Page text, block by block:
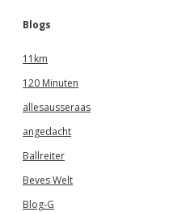
Blogs
11km
120 Minuten
allesausseraas
angedacht
Ballreiter
Beves Welt
Blog-G